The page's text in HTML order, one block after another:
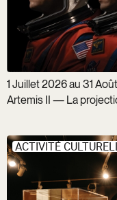
1 Juillet 2026 au 31
Artemis II — La
ACTIVITÉ